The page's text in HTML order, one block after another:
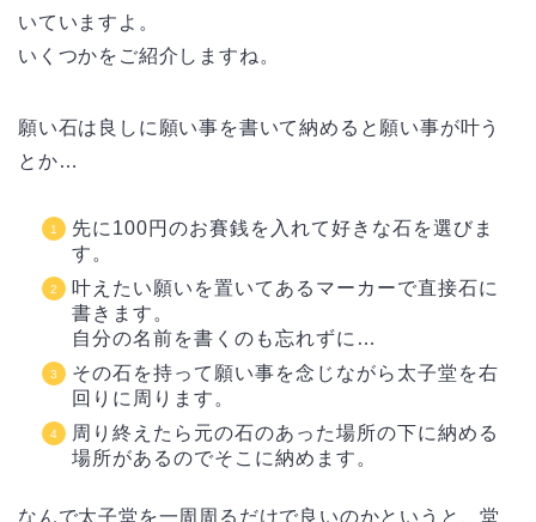
いていますよ。
いくつかをご紹介しますね。
願い石は良しに願い事を書いて納めると願い事が叶う
とか…
先に100円のお賽銭を入れて好きな石を選びま
す。
叶えたい願いを置いてあるマーカーで直接石に
書きます。
自分の名前を書くのも忘れずに…
その石を持って願い事を念じながら太子堂を右
回りに周ります。
周り終えたら元の石のあった場所の下に納める
場所があるのでそこに納めます。
なんで太子堂を一周周るだけで良いのかというと、堂